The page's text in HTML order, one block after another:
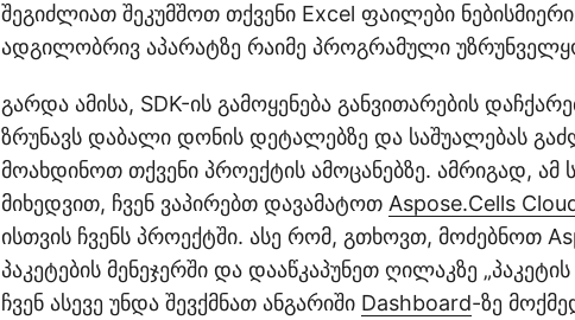
შეგიძლიათ შეკუმშოთ თქვენი Excel ფაილები
ადგილობრივ აპარატზე რაიმე პროგრამული
გარდა ამისა, SDK-ის გამოყენება განვითარების
ზრუნავს დაბალი დონის დეტალებზე და საშუალებას
მოახდინოთ თქვენი პროექტის ამოცანებზე. ამრიგად, ამ
მიხედვით, ჩვენ ვაპირებთ დავამატოთ Aspose.Cells
ისთვის ჩვენს პროექტში. ასე რომ, გთხოვთ, მოძებნოთ
პაკეტების მენეჯერში და დააწკაპუნეთ ღილაკზე
ჩვენ ასევე უნდა შევქმნათ ანგარიში Dashboard-ზე